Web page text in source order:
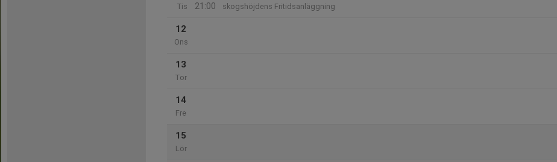
Tis
21:00
skogshöjdens Fritidsanläggning
12
Ons
13
Tor
14
Fre
15
Lör